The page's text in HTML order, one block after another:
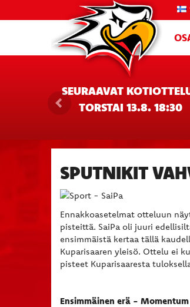
SEURAAVAT
TORSTAI 13.8. 18:30
SPUTNIKIT
Ennakkoasetelmat otteluun
pisteittä. SaiPa oli juuri
ensimmäistä kertaa tällä
Kuparisaaren yleisö. Ottelu ei
pisteet Kuparisaaresta
Ensimmäinen erä - Momentum